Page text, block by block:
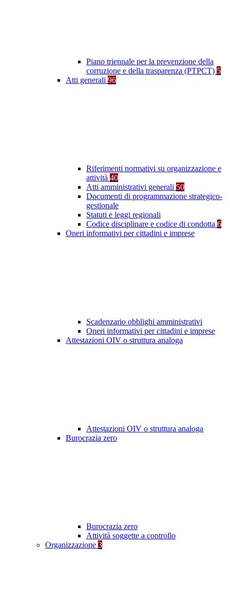
Piano triennale per la prevenzione della
corruzione e della trasparenza (PTPCT) 5
Atti generali 96
Riferimenti normativi su organizzazione e
attività 40
Atti amministrativi generali 50
Documenti di programmazione strategico-
gestionale
Statuti e leggi regionali
Codice disciplinare e codice di condotta 6
Oneri informativi per cittadini e imprese
Scadenzario obblighi amministrativi
Oneri informativi per cittadini e imprese
Attestazioni OIV o struttura analoga
Attestazioni OIV o struttura analoga
Burocrazia zero
Burocrazia zero
Attività soggette a controllo
Organizzazione 3